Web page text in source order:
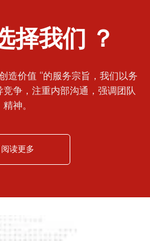
择我们 ？
造价值 “的服务宗旨，我们以务
争，注重内部沟通，强调团队
精神。
阅读更多